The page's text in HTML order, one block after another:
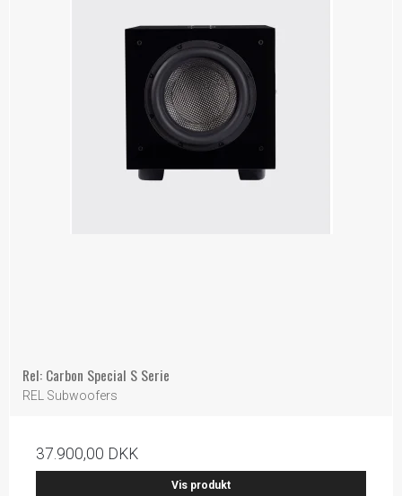
Rel: Carbon Special S Serie
REL Subwoofers
37.900,00 DKK
Vis produkt